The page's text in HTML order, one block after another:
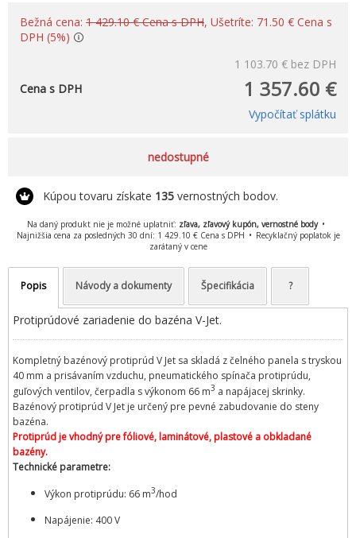
Bežná cena: 1 429.10 € Cena s DPH, Ušetríte: 71.50 € Cena s
DPH (5%)
1 103.70 € bez DPH
1 357.60 €
Cena s DPH
Vypočítať splátku
nedostupné
Kúpou tovaru získate 135 vernostných bodov.
Na daný produkt nie je možné uplatniť: zľava, zľavový kupón, vernostné body
Najnižšia cena za posledných 30 dní: 1 429.10 € Cena s DPH
Recyklačný poplatok je
zarátaný v cene
Popis Návody a dokumenty Špecifikácia ?
Protiprúdové zariadenie do bazéna V-Jet.
Kompletný bazénový protiprúd V Jet sa skladá z čelného panela s tryskou
40 mm a prisávaním vzduchu, pneumatického spínača protiprúdu,
guľových ventilov, čerpadla s výkonom 66 m3 a napájacej skrinky.
Bazénový protiprúd V Jet je určený pre pevné zabudovanie do steny
bazéna.
Protiprúd je vhodný pre fóliové, laminátové, plastové a obkladané
bazény.
Technické parametre:
Výkon protiprúdu: 66 m3/hod
Napájenie: 400 V